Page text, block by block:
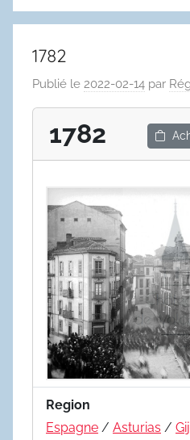
1782
Publié le 2022-02-14 par
1782
Region
Espagne / Asturias /